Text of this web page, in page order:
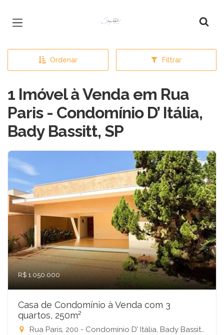
Página inicial
Ordenar Filtrar
1 Imóvel à Venda em Rua
Paris - Condomínio D’ Itália,
Bady Bassitt, SP
R$ 1.050.000
Casa de Condomínio à Venda com 3
quartos, 250m²
Rua Paris, 200 - Condomínio D’ Itália, Bady Bassitt-SP